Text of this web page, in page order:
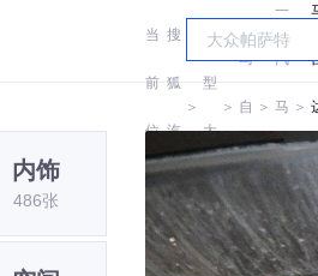
当
前
位
搜
狐
汽
＞
车
型
大
全
＞
马
自
达
＞
一
汽
马
自
达
＞
7
内饰
486张